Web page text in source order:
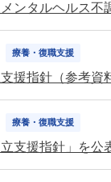
メンタルヘルス
療養・復職支援
援指針（参考資
療養・復職支援
支援指針」を公